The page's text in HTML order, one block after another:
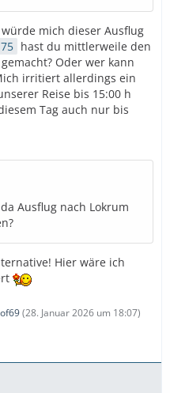
mich dieser Ausflug
hast du mittlerweile den
Oder wer kann
irritiert allerdings ein
Reise bis 15:00 h
Tag auch nur bis
Ausflug nach Lokrum
Hier wäre ich
(28. Januar 2026 um 18:07)